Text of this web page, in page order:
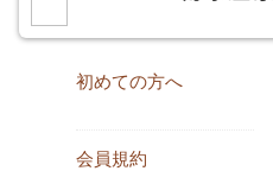
初めての方へ
会員規約